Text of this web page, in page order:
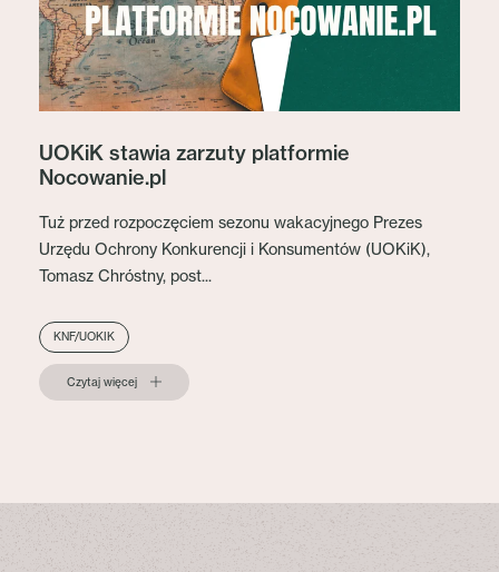
UOKiK stawia zarzuty platformie
Nocowanie.pl
Tuż przed rozpoczęciem sezonu wakacyjnego Prezes
Urzędu Ochrony Konkurencji i Konsumentów (UOKiK),
Tomasz Chróstny, post...
KNF/UOKIK
Czytaj więcej